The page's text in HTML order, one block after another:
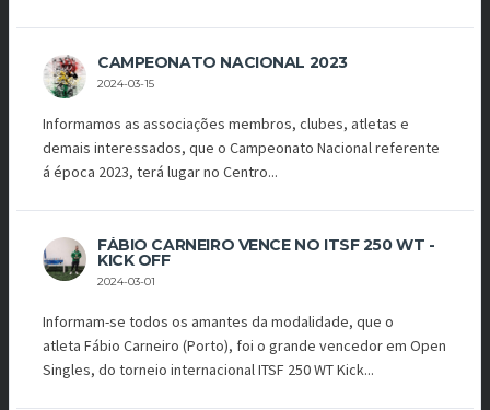
CAMPEONATO NACIONAL 2023
2024-03-15
Informamos as associações membros, clubes, atletas e
demais interessados, que o Campeonato Nacional referente
á época 2023, terá lugar no Centro...
FÁBIO CARNEIRO VENCE NO ITSF 250 WT -
KICK OFF
2024-03-01
Informam-se todos os amantes da modalidade, que o
atleta Fábio Carneiro (Porto), foi o grande vencedor em Open
Singles, do torneio internacional ITSF 250 WT Kick...